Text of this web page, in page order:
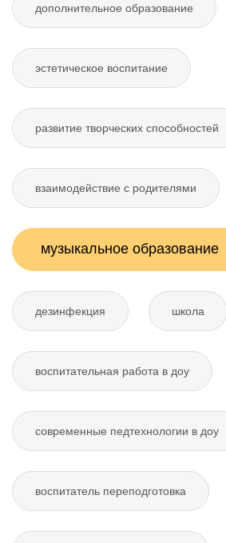
дополнительное образование
эстетическое воспитание
развитие творческих способностей
взаимодействие с родителями
музыкальное образование
дезинфекция школа
воспитательная работа в доу
современные педтехнологии в доу
воспитатель переподготовка